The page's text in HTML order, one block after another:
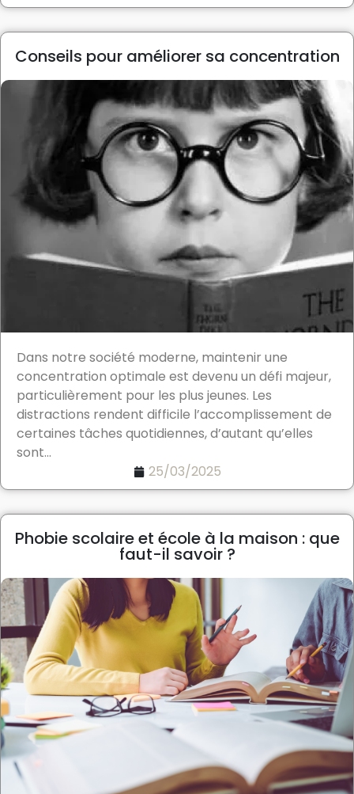
Conseils pour améliorer sa concentration
Dans notre société moderne, maintenir une
concentration optimale est devenu un défi majeur,
particulièrement pour les plus jeunes. Les
distractions rendent difficile l’accomplissement de
certaines tâches quotidiennes, d’autant qu’elles
sont...
25/03/2025
Phobie scolaire et école à la maison : que
faut-il savoir ?